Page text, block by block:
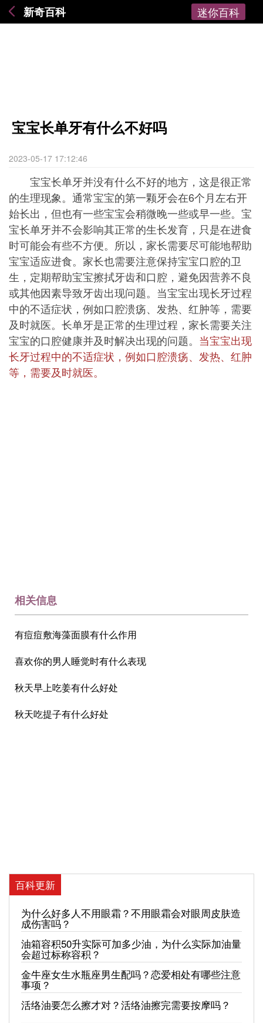
新奇百科 迷你百科
宝宝长单牙有什么不好吗
2023-05-17 17:12:46
宝宝长单牙并没有什么不好的地方，这是很正常
的生理现象。通常宝宝的第一颗牙会在6个月左右开
始长出，但也有一些宝宝会稍微晚一些或早一些。宝
宝长单牙并不会影响其正常的生长发育，只是在进食
时可能会有些不方便。所以，家长需要尽可能地帮助
宝宝适应进食。家长也需要注意保持宝宝口腔的卫
生，定期帮助宝宝擦拭牙齿和口腔，避免因营养不良
或其他因素导致牙齿出现问题。当宝宝出现长牙过程
中的不适症状，例如口腔溃疡、发热、红肿等，需要
及时就医。长单牙是正常的生理过程，家长需要关注
宝宝的口腔健康并及时解决出现的问题。 当宝宝出现
长牙过程中的不适症状，例如口腔溃疡、发热、红肿
等，需要及时就医。
相关信息
有痘痘敷海藻面膜有什么作用
喜欢你的男人睡觉时有什么表现
秋天早上吃姜有什么好处
秋天吃提子有什么好处
百科更新
为什么好多人不用眼霜？不用眼霜会对眼周皮肤造
成伤害吗？
油箱容积50升实际可加多少油，为什么实际加油量
会超过标称容积？
金牛座女生水瓶座男生配吗？恋爱相处有哪些注意
事项？
活络油要怎么擦才对？活络油擦完需要按摩吗？